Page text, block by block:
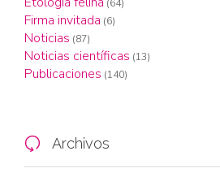
(64)
Firma invitada (6)
Noticias (87)
Noticias científicas (13)
Publicaciones (140)
 Archivos